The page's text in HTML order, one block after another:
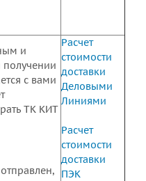
и
получении
с вами
ТК КИТ
Расчет
стоимости
доставки
Деловыми
Линиями
Расчет
стоимости
доставки
ПЭК